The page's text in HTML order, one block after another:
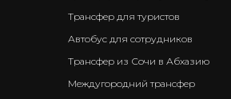
Трансфер для туристов
Автобус для сотрудников
Трансфер из Сочи в Абхазию
Междугородний трансфер